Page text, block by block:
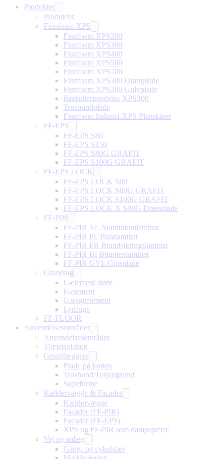
Produkter
Produkter
Finnfoam XPS
Finnfoam XPS200
Finnfoam XPS300
Finnfoam XPS400
Finnfoam XPS500
Finnfoam XPS700
Finnfoam XPS300 Drænplade
Finnfoam XPS300 Gulvplade
Rørisoleringsboks XPS300
Trosbundplade
Finnfoam Industri-XPS Planskåret
FF-EPS
FF-EPS S80
FF-EPS S150
FF-EPS S80G GRAFIT
FF-EPS S100G GRAFIT
FF-EPS LOCK
FF-EPS LOCK S80
FF-EPS LOCK S80G GRAFIT
FF-EPS LOCK S100G GRAFIT
FF-EPS LOCK X S80G Drænplade
FF-PIR
FF-PIR AL Aluminiumlaminat
FF-PIR PL Plastlaminat
FF-PIR FR Brandsikringslaminat
FF-PIR BI Bitumenlaminat
FF-PIR GYL Gipsplade
Grundlag
L-element støbt
F-element
Garageelement
Lydfuge
FF-FLOOR
Anvendelsesområder
Anvendelsesområder
Tjæleisolation
Grundlæggere
Plade på jorden
Trosbund/Torpargrund
Søjleforme
Kældervægge & Facader
Kældervægge
Facader (FF-PIR)
Facader (FF-EPS)
XPS og FF-PIR som dampspærre
Vej og anlæg
Gang- og cykelstier